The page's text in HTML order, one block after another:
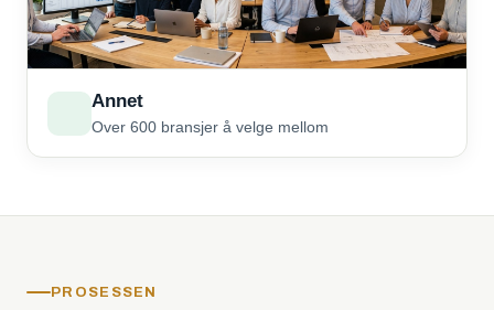
Annet
Over 600 bransjer å velge mellom
PROSESSEN